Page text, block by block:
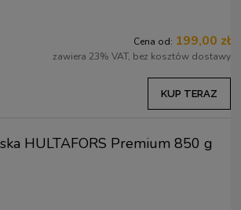
Cena od: 199,00 zł
zawiera 23% VAT, bez kosztów dostawy
KUP TERAZ
HULTAFORS Premium 850 g